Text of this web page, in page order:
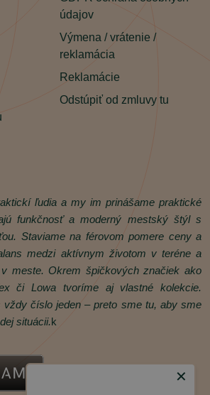
údajov
Výmena / vrátenie /
reklamácia
Reklamácie
Odstúpiť od zmluvy tu
ľudia a my im prinášame praktické
funkčnosť a moderný mestský štýl s
Staviame na férovom pomere ceny a
medzi aktívnym životom v teréne a
meste. Okrem špičkových značiek ako
či Lowa tvoríme aj vlastné kolekcie.
číslo jeden – preto sme tu, aby sme
situácii.k
✕